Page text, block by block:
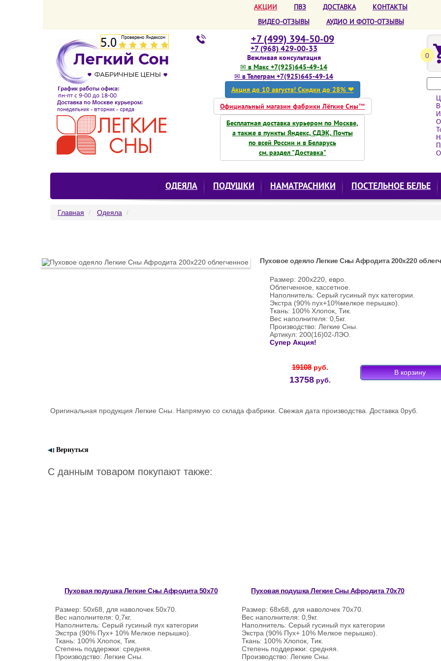
АКЦИИ ПВЗ ДОСТАВКА
КОНТАКТЫ
ВИДЕО-ОТЗЫВЫ
АУДИО И ФОТО-ОТЗЫВЫ
+7 (499) 394-50-09
+7 (968) 429-00-33
Вежливая консультация
✉ в Макс +7(925)645-49-14
✉ в Телеграм +7(925)645-49-14
Акция до 10 августа! Скидки до 28% ❤
Официальный магазин фабрики Лёгкие Сны™
Бесплатная доставка курьером по Москве,
а также в пункты Яндекс, СДЭК, Почты
по всей России и в Беларусь
см. раздел "Доставка"
0
ОДЕЯЛА ПОДУШКИ НАМАТРАСНИКИ ПОСТЕЛЬНОЕ БЕЛЬЕ
Главная Одеяла
Пуховое одеяло Легкие Сны Афродита 200х220
Размер: 200х220, евро.
Облегченное, кассетное.
Наполнитель: Серый гусиный пух категории.
Экстра (90% пух+10%мелкое перышко).
Ткань: 100% Хлопок, Тик.
Вес наполнителя: 0,5кг.
Производство: Легкие Сны.
Артикул: 200(16)02-ЛЭО.
Супер Акция!
19108руб.
13758руб.
Оригинальная продукция Легкие Сны. Напрямую со склада фабрики. Свежая дата производства. Доставка 0руб.
Вернуться
С данным товаром покупают также:
Пуховая подушка Легкие Сны Афродита 50х70
Размер: 50х68, для наволочек 50х70.
Вес наполнителя: 0,7кг.
Наполнитель: Серый гусиный пух категории
Экстра (90% Пух+ 10% Мелкое перышко).
Ткань: 100% Хлопок, Тик.
Степень поддержки: средняя.
Производство: Легкие Сны.
Пуховая подушка Легкие Сны Афродита 70х70
Размер: 68х68, для наволочек 70х70.
Вес наполнителя: 0,9кг.
Наполнитель: Серый гусиный пух категории
Экстра (90% Пух+ 10% Мелкое перышко).
Ткань: 100% Хлопок, Тик.
Степень поддержки: средняя.
Производство: Легкие Сны.